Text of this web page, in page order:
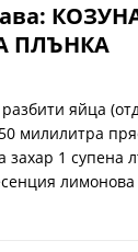
ПЛЪНКА
яйца
милилитра
захар 1 супена